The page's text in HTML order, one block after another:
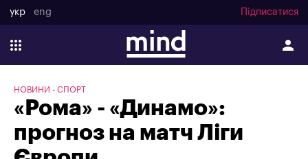
укр eng Підписатися
НОВИНИ СПОРТ
«Рома» - «Динамо»:
прогноз на матч Ліги